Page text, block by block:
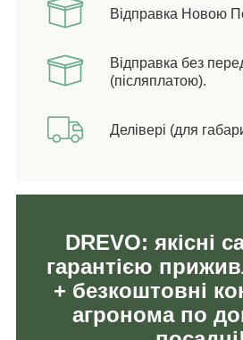
Відправка Новою
Відправка без
(післяплатою).
Делівері (для
DREVO: якісні
гарантією
+ безкоштовні
агронома по